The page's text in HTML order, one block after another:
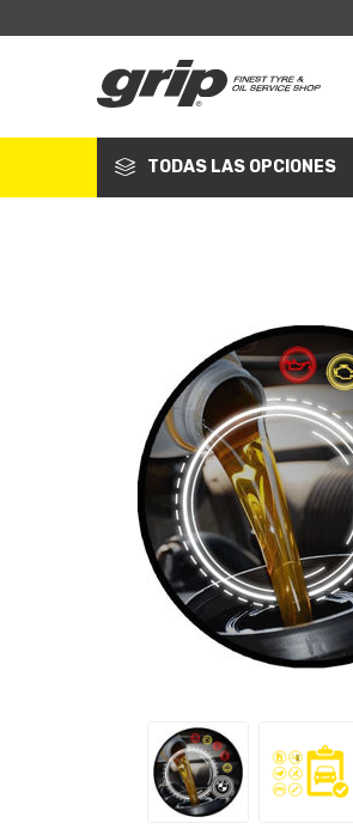
TODAS LAS OPCIONES